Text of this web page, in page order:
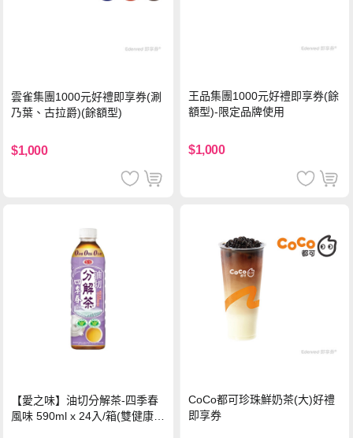
雲雀集團1000元好禮即享券(涮
乃葉、古拉爵)(餘額型)
$1,000
王品集團1000元好禮即享券(餘
額型)-限定品牌使用
$1,000
【愛之味】油切分解茶-四季春
風味 590ml x 24入/箱(雙健康認
CoCo都可珍珠鮮奶茶(大)好禮
即享券